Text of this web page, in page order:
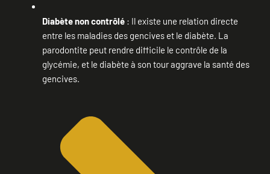
Diabète non contrôlé : Il existe une relation directe
entre les maladies des gencives et le diabète. La
parodontite peut rendre difficile le contrôle de la
glycémie, et le diabète à son tour aggrave la santé des
gencives.